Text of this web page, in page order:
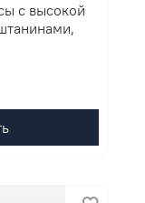
с высокой